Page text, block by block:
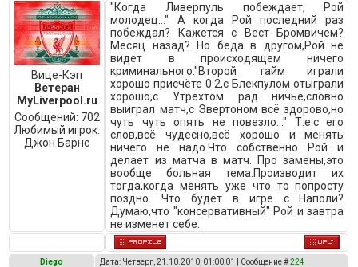
Вице-Кэп
Ветеран
MyLiverpool.ru
Сообщений: 702
Любимый игрок:
Джон Барнс
"Когда Ливерпуль побеждает, Рой
молодец..." А когда Рой последний раз
побеждал? Кажется с Вест Бромвичем?
Месяц назад? Но беда в другом,Рой не
видет в происходящем ничего
криминального."Второй тайм играли
хорошо присчёте 0:2,с Блекпулом отыграли
хорошо,с Утрехтом рад ничье,словно
выиграл матч,с Эвертоном всё здорово,но
чуть чуть опять не повезло..." Т.е.с его
слов,всё чудесно,всё хорошо и менять
ничего не надо.Что собственно Рой и
делает из матча в матч. Про замены,это
вообще больная тема.Производит их
тогда,когда менять уже что то попросту
поздно. Что будет в игре с Наполи?
Думаю,что "консервативный" Рой и завтра
не изменет себе.
Diego Дата: Четверг, 21.10.2010, 01:00:01 | Сообщение #224